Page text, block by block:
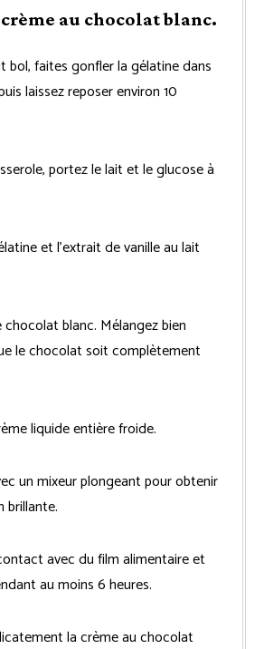
au chocolat blanc.
bol, faites gonfler la gélatine dans
laissez reposer environ 10
portez le lait et le glucose à
et l’extrait de vanille au lait
chocolat blanc. Mélangez bien
le chocolat soit complètement
liquide entière froide.
un mixeur plongeant pour obtenir
brillante.
avec du film alimentaire et
au moins 6 heures.
la crème au chocolat